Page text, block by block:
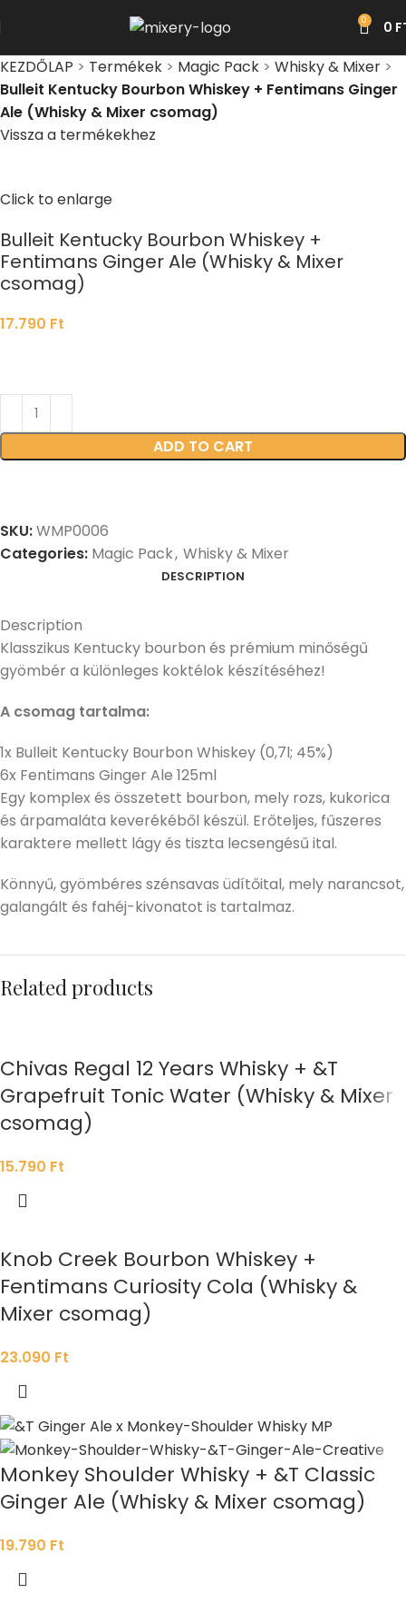
0 0
KEZDŐLAP > Termékek > Magic Pack > Whisky & Mixer >
Bulleit Kentucky Bourbon Whiskey + Fentimans Ginger
Ale (Whisky & Mixer csomag)
Vissza a termékekhez
Click to enlarge
Bulleit Kentucky Bourbon Whiskey +
Fentimans Ginger Ale (Whisky & Mixer
csomag)
17.790 Ft
ADD TO CART
SKU:WMP0006
Categories: Magic Pack, Whisky & Mixer
DESCRIPTION
Description
Klasszikus Kentucky bourbon és prémium minőségű
gyömbér a különleges koktélok készítéséhez!
A csomag tartalma:
1x Bulleit Kentucky Bourbon Whiskey (0,7l; 45%)
6x Fentimans Ginger Ale 125ml
Egy komplex és összetett bourbon, mely rozs, kukorica
és árpamaláta keverékéből készül. Erőteljes, fűszeres
karaktere mellett lágy és tiszta lecsengésű ital.
Könnyű, gyömbéres szénsavas üdítőital, mely narancsot,
galangált és fahéj-kivonatot is tartalmaz.
Related products
Chivas Regal 12 Years Whisky + &T
Grapefruit Tonic Water (Whisky & Mixer
csomag)
15.790 Ft
Knob Creek Bourbon Whiskey +
Fentimans Curiosity Cola (Whisky &
Mixer csomag)
23.090 Ft
Monkey Shoulder Whisky + &T Classic
Ginger Ale (Whisky & Mixer csomag)
19.790 Ft